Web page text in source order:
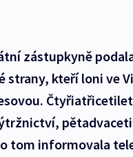
zástupkyně
kteří loni ve
tom informovala